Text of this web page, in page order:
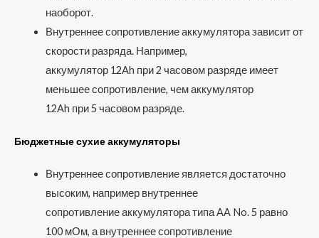
наоборот.
Внутреннее сопротивление аккумулятора зависит от
скорости разряда. Например,
аккумулятор 12Ah при 2 часовом разряде имеет
меньшее сопротивление, чем аккумулятор
12Ah при 5 часовом разряде.
Бюджетные сухие аккумуляторы
Внутреннее сопротивление является достаточно
высоким, например внутреннее
сопротивление аккумулятора типа AA No. 5 равно
100 мОм, а внутреннее сопротивление